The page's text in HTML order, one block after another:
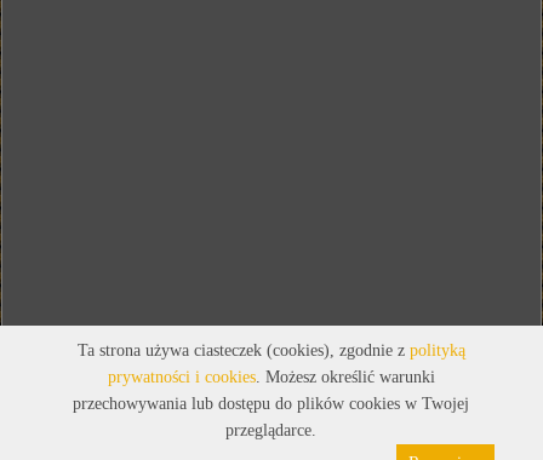
Ta strona używa ciasteczek (cookies), zgodnie z polityką
prywatności i cookies. Możesz określić warunki
przechowywania lub dostępu do plików cookies w Twojej
przeglądarce.